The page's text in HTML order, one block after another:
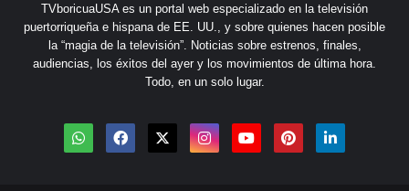
TVboricuaUSA es un portal web especializado en la televisión
puertorriqueña e hispana de EE. UU., y sobre quienes hacen posible
la “magia de la televisión”. Noticias sobre estrenos, finales,
audiencias, los éxitos del ayer y los movimientos de última hora.
Todo, en un solo lugar.